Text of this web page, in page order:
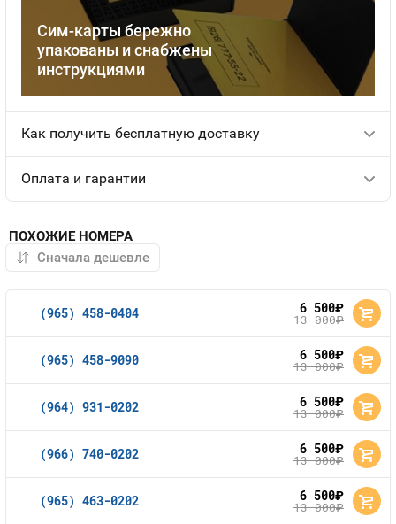
Сим-карты бережно
упакованы и снабжены
инструкциями
Как получить бесплатную доставку
Оплата и гарантии
ПОХОЖИЕ НОМЕРА
(965) 458-0404 6 500руб.
13 000руб.
(965) 458-9090 6 500руб.
13 000руб.
(964) 931-0202 6 500руб.
13 000руб.
(966) 740-0202 6 500руб.
13 000руб.
(965) 463-0202 6 500руб.
13 000руб.